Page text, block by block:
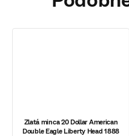
Zlatá minca 20 Dollar American
Double Eagle Liberty Head 1888